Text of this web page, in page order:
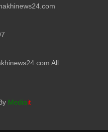
All
Mediait